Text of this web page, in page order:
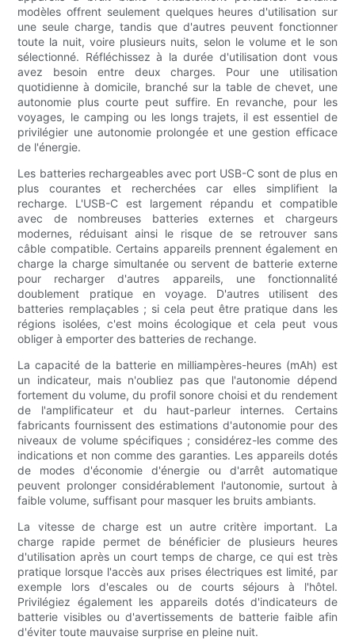
modèles offrent seulement quelques heures d'utilisation sur
une seule charge, tandis que d'autres peuvent fonctionner
toute la nuit, voire plusieurs nuits, selon le volume et le son
sélectionné. Réfléchissez à la durée d'utilisation dont vous
avez besoin entre deux charges. Pour une utilisation
quotidienne à domicile, branché sur la table de chevet, une
autonomie plus courte peut suffire. En revanche, pour les
voyages, le camping ou les longs trajets, il est essentiel de
privilégier une autonomie prolongée et une gestion efficace
de l'énergie.
Les batteries rechargeables avec port USB-C sont de plus en
plus courantes et recherchées car elles simplifient la
recharge. L'USB-C est largement répandu et compatible
avec de nombreuses batteries externes et chargeurs
modernes, réduisant ainsi le risque de se retrouver sans
câble compatible. Certains appareils prennent également en
charge la charge simultanée ou servent de batterie externe
pour recharger d'autres appareils, une fonctionnalité
doublement pratique en voyage. D'autres utilisent des
batteries remplaçables ; si cela peut être pratique dans les
régions isolées, c'est moins écologique et cela peut vous
obliger à emporter des batteries de rechange.
La capacité de la batterie en milliampères-heures (mAh) est
un indicateur, mais n'oubliez pas que l'autonomie dépend
fortement du volume, du profil sonore choisi et du rendement
de l'amplificateur et du haut-parleur internes. Certains
fabricants fournissent des estimations d'autonomie pour des
niveaux de volume spécifiques ; considérez-les comme des
indications et non comme des garanties. Les appareils dotés
de modes d'économie d'énergie ou d'arrêt automatique
peuvent prolonger considérablement l'autonomie, surtout à
faible volume, suffisant pour masquer les bruits ambiants.
La vitesse de charge est un autre critère important. La
charge rapide permet de bénéficier de plusieurs heures
d'utilisation après un court temps de charge, ce qui est très
pratique lorsque l'accès aux prises électriques est limité, par
exemple lors d'escales ou de courts séjours à l'hôtel.
Privilégiez également les appareils dotés d'indicateurs de
batterie visibles ou d'avertissements de batterie faible afin
d'éviter toute mauvaise surprise en pleine nuit.